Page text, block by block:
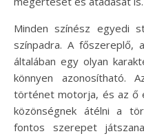
Minden színész egyedi
színpadra. A főszereplő,
általában egy olyan
könnyen azonosítható.
történet motorja, és az ő
közönségnek átélni a
fontos szerepet